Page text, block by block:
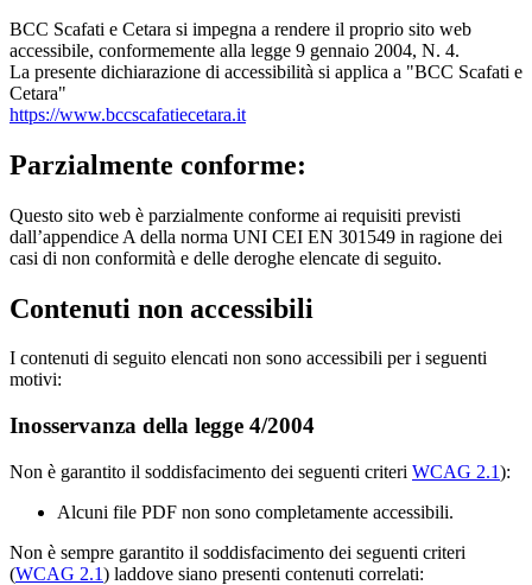
BCC Scafati e Cetara si impegna a rendere il proprio sito web
accessibile, conformemente alla legge 9 gennaio 2004, N. 4.
La presente dichiarazione di accessibilità si applica a "BCC Scafati e
Cetara"
https://www.bccscafatiecetara.it
Parzialmente conforme:
Questo sito web è parzialmente conforme ai requisiti previsti
dall’appendice A della norma UNI CEI EN 301549 in ragione dei
casi di non conformità e delle deroghe elencate di seguito.
Contenuti non accessibili
I contenuti di seguito elencati non sono accessibili per i seguenti
motivi:
Inosservanza della legge 4/2004
Non è garantito il soddisfacimento dei seguenti criteri WCAG 2.1):
Alcuni file PDF non sono completamente accessibili.
Non è sempre garantito il soddisfacimento dei seguenti criteri
(WCAG 2.1) laddove siano presenti contenuti correlati: